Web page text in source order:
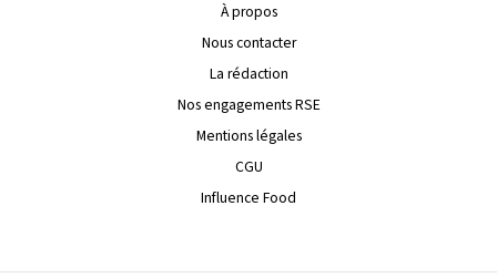
À propos
Nous contacter
La rédaction
Nos engagements RSE
Mentions légales
CGU
Influence Food